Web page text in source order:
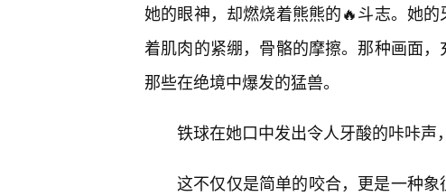
她的眼神，却燃烧着熊熊的🔥斗志。她
着肌肉的紧绷，骨骼的摩擦。那种画面
那些在绝境中爆发的猛兽。
铁球在她口中发出令人牙酸的咔咔声
这不仅仅是简单的咬合，更是一种